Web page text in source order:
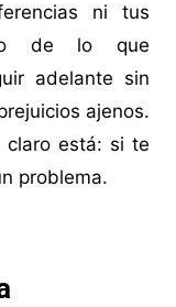
ni tus
de lo que
adelante sin
ajenos.
claro está: si te
problema.